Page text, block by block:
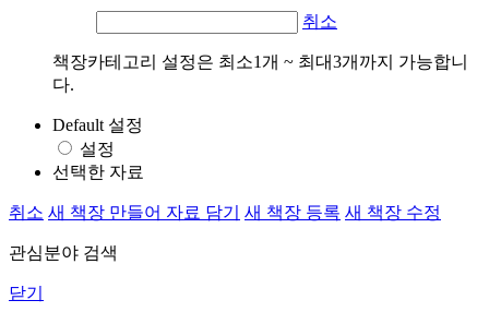
취소
책장카테고리 설정은 최소1개 ~ 최대3개까지 가능합니
다.
Default 설정
설정
선택한 자료
취소 새 책장 만들어 자료 담기 새 책장 등록 새 책장 수정
관심분야 검색
닫기